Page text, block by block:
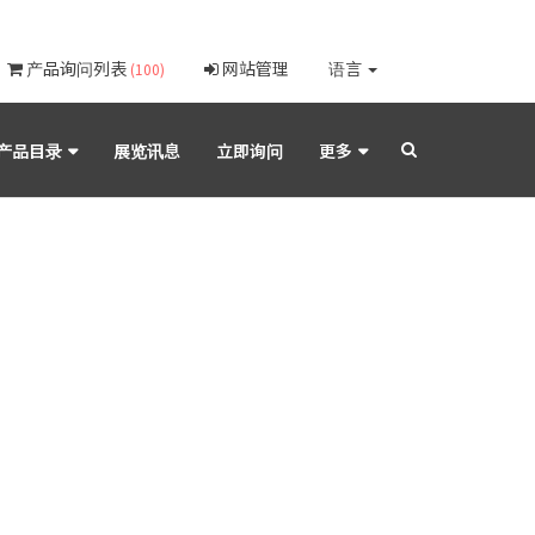
产品询问列表 (100) 网站管理 语言
品目录 展览讯息 立即询问 更多